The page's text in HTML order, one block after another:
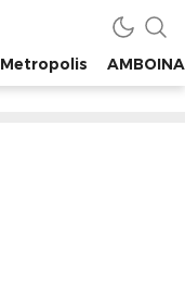
Metropolis AMBOINA